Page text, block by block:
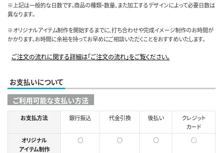
※上記は一般的な日数です。商品の種類・数量、また加工するデザインによって必要日数は
異なります。
※オリジナルアイテム制作を開始するまでに、打ち合わせや完成イメージ制作のお時間が
かかります。お時間に余裕を持ってお早めにご相談いただくことをおすすめいたします。
ご注文の流れに関する詳細は「ご注文の流れ」をご覧ください。
お支払いについて
ご利用可能な支払い方法
お支払方法 銀行振込 代金引換 後払い
クレジット
カード
オリジナル
アイテム制作
○ ○ ○ ◯